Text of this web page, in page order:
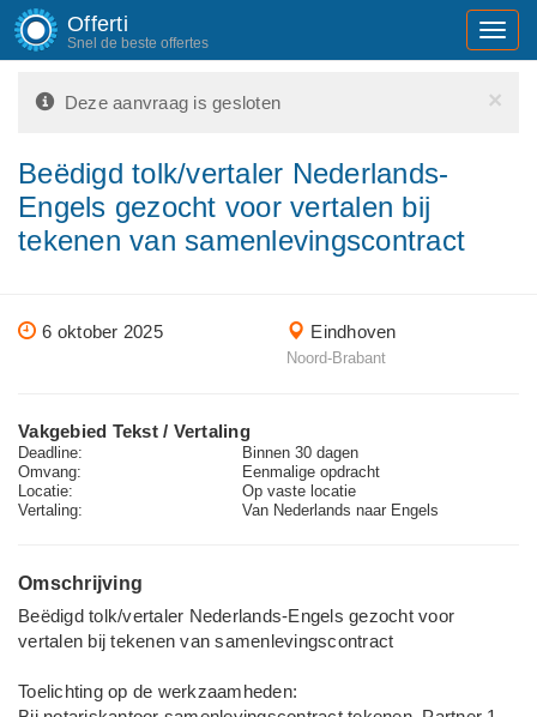
Offerti
Snel de beste offertes
×
Deze aanvraag is gesloten
Beëdigd tolk/vertaler Nederlands-
Engels gezocht voor vertalen bij
tekenen van samenlevingscontract
6 oktober 2025 Eindhoven
Noord-Brabant
Vakgebied Tekst / Vertaling
Deadline:
Binnen 30 dagen
Omvang:
Eenmalige opdracht
Locatie:
Op vaste locatie
Vertaling:
Van Nederlands naar Engels
Omschrijving
Beëdigd tolk/vertaler Nederlands-Engels gezocht voor
vertalen bij tekenen van samenlevingscontract
Toelichting op de werkzaamheden: